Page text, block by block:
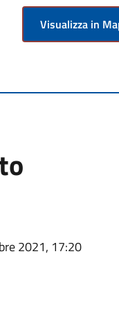
Visualizza in
2021, 17:20